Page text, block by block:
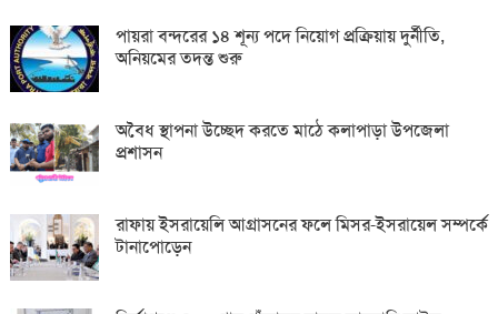
পায়রা বন্দরের ১৪ শূন্য পদে নিয়োগ প্রক্রিয়ায় দুর্নীতি,
অনিয়মের তদন্ত শুরু
অবৈধ স্থাপনা উচ্ছেদ করতে মাঠে কলাপাড়া উপজেলা
প্রশাসন
রাফায় ইসরায়েলি আগ্রাসনের ফলে মিসর-ইসরায়েল সম্পর্কে
টানাপোড়েন